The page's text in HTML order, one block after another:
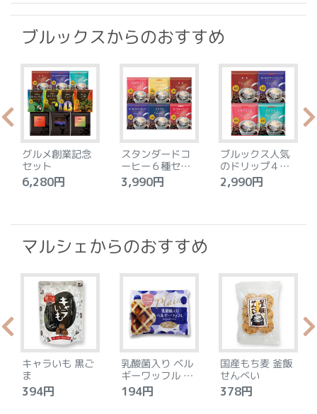
ブルックスからのおすすめ
グルメ創業記念
セット
6,280円
スタンダードコ
ーヒー６種セッ
ト
3,990円
ブルックス人気
のドリップ４種
セット
2,990円
マルシェからのおすすめ
キャラいも 黒ご
ま
394円
乳酸菌入り ベル
ギーワッフル プ
レーン
194円
国産もち麦 釜飯
せんべい
378円